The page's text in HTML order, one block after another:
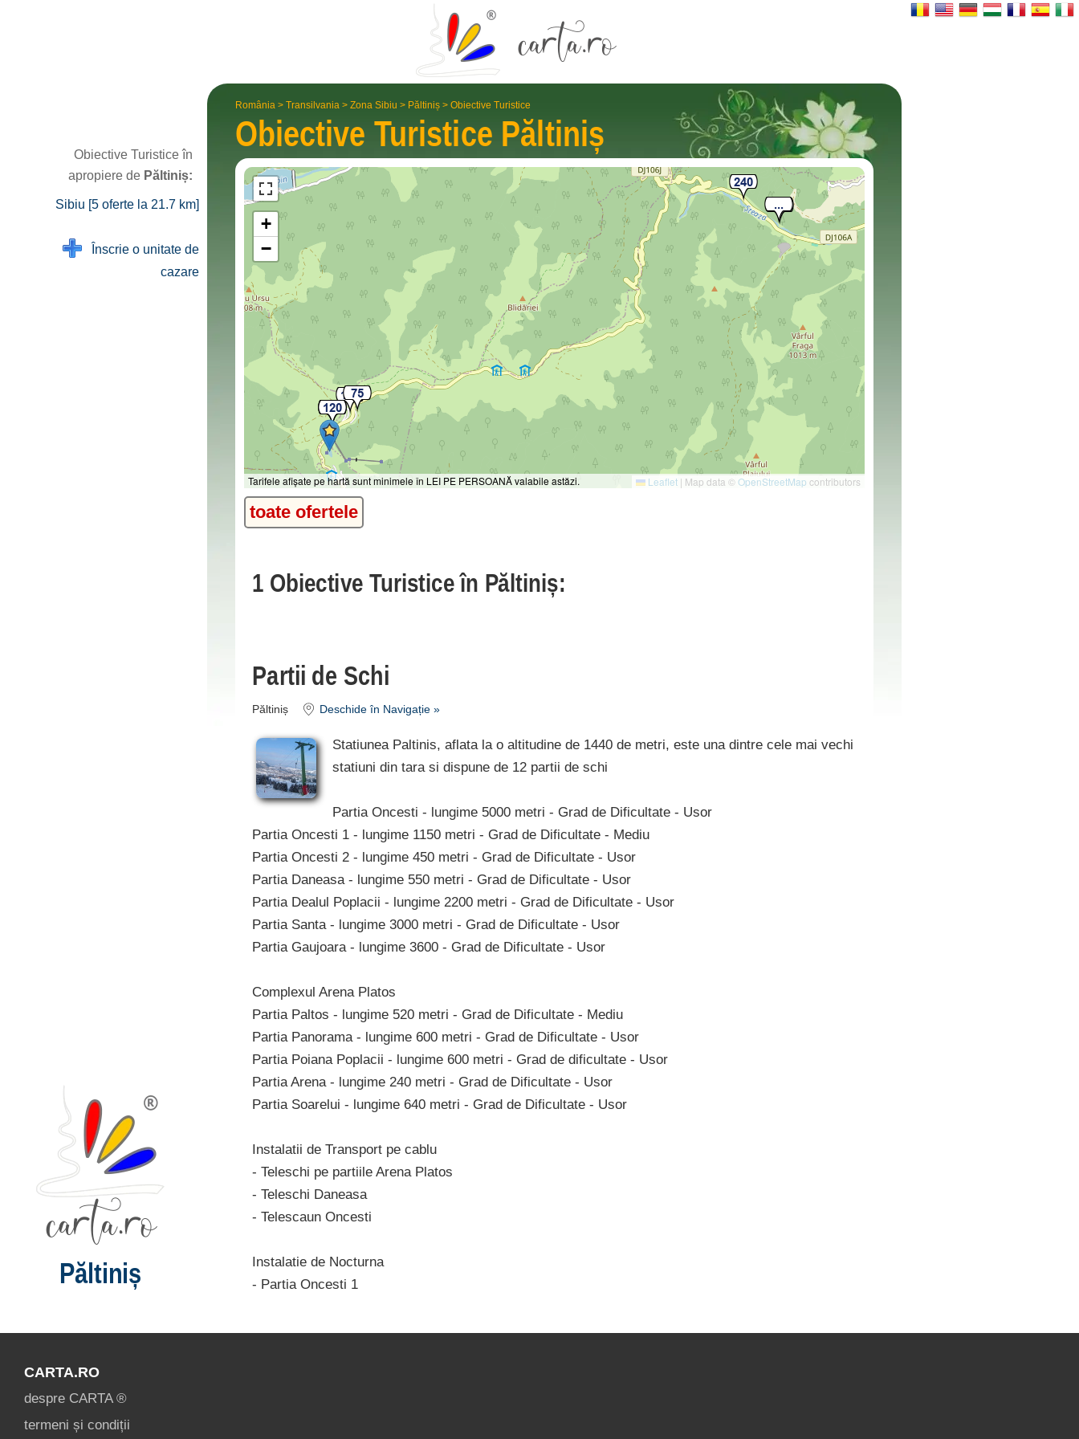
România > Transilvania > Zona Sibiu > Păltiniș > Obiective Turistice
Obiective Turistice Păltiniș
Tarifele afișate pe hartă sunt minimele în LEI PE PERSOANĂ valabile astăzi.
+
−
Leaflet | Map data ©OpenStreetMap contributors
toate ofertele
1 Obiective Turistice în Păltiniș:
Partii de Schi
Păltiniș Deschide în Navigație »
Statiunea Paltinis, aflata la o altitudine de 1440 de metri, este una dintre cele mai vechi
statiuni din tara si dispune de 12 partii de schi
Partia Oncesti - lungime 5000 metri - Grad de Dificultate - Usor
Partia Oncesti 1 - lungime 1150 metri - Grad de Dificultate - Mediu
Partia Oncesti 2 - lungime 450 metri - Grad de Dificultate - Usor
Partia Daneasa - lungime 550 metri - Grad de Dificultate - Usor
Partia Dealul Poplacii - lungime 2200 metri - Grad de Dificultate - Usor
Partia Santa - lungime 3000 metri - Grad de Dificultate - Usor
Partia Gaujoara - lungime 3600 - Grad de Dificultate - Usor
Complexul Arena Platos
Partia Paltos - lungime 520 metri - Grad de Dificultate - Mediu
Partia Panorama - lungime 600 metri - Grad de Dificultate - Usor
Partia Poiana Poplacii - lungime 600 metri - Grad de dificultate - Usor
Partia Arena - lungime 240 metri - Grad de Dificultate - Usor
Partia Soarelui - lungime 640 metri - Grad de Dificultate - Usor
Instalatii de Transport pe cablu
- Teleschi pe partiile Arena Platos
- Teleschi Daneasa
- Telescaun Oncesti
Instalatie de Nocturna
- Partia Oncesti 1
Obiective Turistice în
apropiere de Păltiniș:
Sibiu [5 oferte la 21.7 km]
Înscrie o unitate de
cazare
Păltiniș
CARTA.RO
despre CARTA ®
termeni și condiții